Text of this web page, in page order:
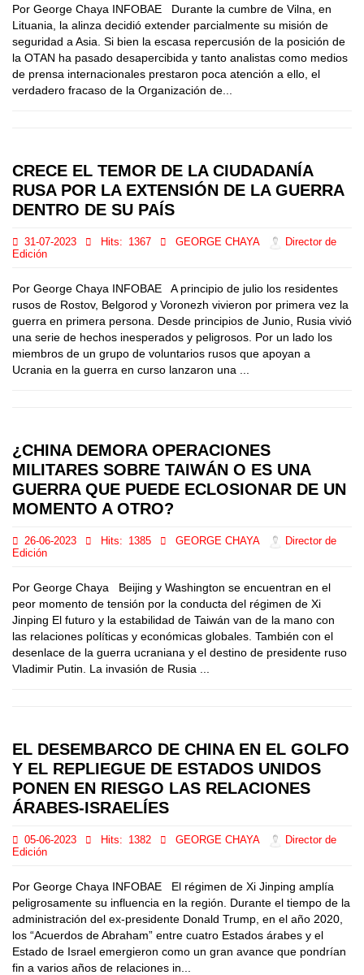
Por George Chaya INFOBAE Durante la cumbre de Vilna, en
Lituania, la alinza decidió extender parcialmente su misión de
seguridad a Asia. Si bien la escasa repercusión de la posición de
la OTAN ha pasado desapercibida y tanto analistas como medios
de prensa internacionales prestaron poca atención a ello, el
verdadero fracaso de la Organización de...
CRECE EL TEMOR DE LA CIUDADANÍA
RUSA POR LA EXTENSIÓN DE LA GUERRA
DENTRO DE SU PAÍS
31-07-2023 Hits: 1367 GEORGE CHAYA
Director de
Edición
Por George Chaya INFOBAE A principio de julio los residentes
rusos de Rostov, Belgorod y Voronezh vivieron por primera vez la
guerra en primera persona. Desde principios de Junio, Rusia vivió
una serie de hechos inesperados y peligrosos. Por un lado los
miembros de un grupo de voluntarios rusos que apoyan a
Ucrania en la guerra en curso lanzaron una ...
¿CHINA DEMORA OPERACIONES
MILITARES SOBRE TAIWÁN O ES UNA
GUERRA QUE PUEDE ECLOSIONAR DE UN
MOMENTO A OTRO?
26-06-2023 Hits: 1385 GEORGE CHAYA
Director de
Edición
Por George Chaya Beijing y Washington se encuentran en el
peor momento de tensión por la conducta del régimen de Xi
Jinping El futuro y la estabilidad de Taiwán van de la mano con
las relaciones políticas y económicas globales. También con el
desenlace de la guerra ucraniana y el destino de presidente ruso
Vladimir Putin. La invasión de Rusia ...
EL DESEMBARCO DE CHINA EN EL GOLFO
Y EL REPLIEGUE DE ESTADOS UNIDOS
PONEN EN RIESGO LAS RELACIONES
ÁRABES-ISRAELÍES
05-06-2023 Hits: 1382 GEORGE CHAYA
Director de
Edición
Por George Chaya INFOBAE El régimen de Xi Jinping amplía
peligrosamente su influencia en la región. Durante el tiempo de la
administración del ex-presidente Donald Trump, en el año 2020,
los “Acuerdos de Abraham” entre cuatro Estados árabes y el
Estado de Israel emergieron como un gran avance que pondrían
fin a varios años de relaciones in...